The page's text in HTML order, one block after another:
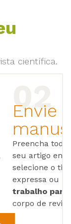
científica.
Envie
Preencha
seu artigo em
selecione o
expressa ou
trabalho para
corpo de